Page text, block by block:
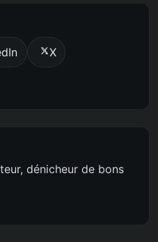
X
dénicheur de bons